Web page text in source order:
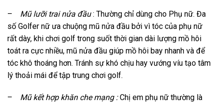
– Mũ lưỡi trai nửa đầu: Thường chỉ dùng cho Phụ nữ. Đa
số Golfer nữ ưa chuộng mũ nửa đầu bởi vì tóc của phụ nữ
rất dày, khi chơi golf trong suốt thời gian dài lượng mồ hôi
toát ra cực nhiều, mũ nửa đầu giúp mồ hôi bay nhanh và để
tóc khô thoáng hơn. Tránh sự khó chịu hay vướng víu tạo tâm
lý thoải mái để tập trung chơi golf.
– Mũ kết hợp khăn che mạng :Chị em phụ nữ thường là